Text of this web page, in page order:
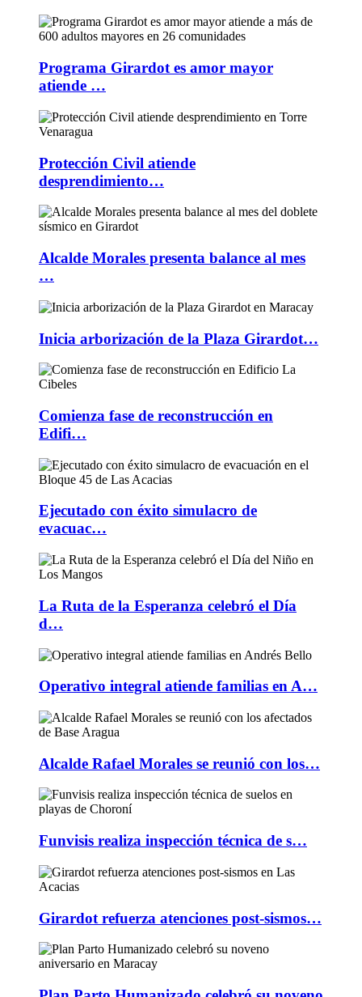
Programa Girardot es amor mayor
atiende …
Protección Civil atiende
desprendimiento…
Alcalde Morales presenta balance al mes
…
Inicia arborización de la Plaza Girardot…
Comienza fase de reconstrucción en
Edifi…
Ejecutado con éxito simulacro de
evacuac…
La Ruta de la Esperanza celebró el Día
d…
Operativo integral atiende familias en A…
Alcalde Rafael Morales se reunió con los…
Funvisis realiza inspección técnica de s…
Girardot refuerza atenciones post-sismos…